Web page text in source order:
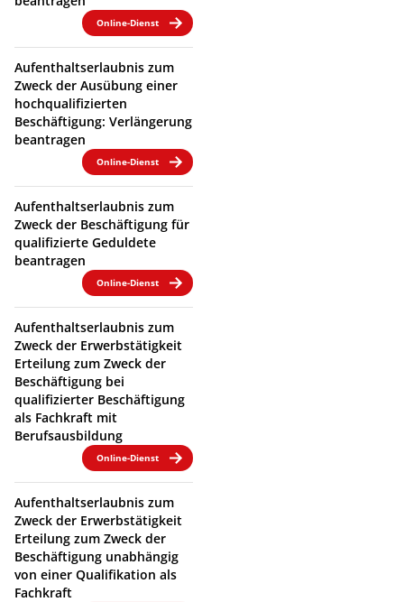
Online-Dienst
Aufenthaltserlaubnis zum
Zweck der Ausübung einer
hochqualifizierten
Beschäftigung: Verlängerung
beantragen
Online-Dienst
Aufenthaltserlaubnis zum
Zweck der Beschäftigung für
qualifizierte Geduldete
beantragen
Online-Dienst
Aufenthaltserlaubnis zum
Zweck der Erwerbstätigkeit
Erteilung zum Zweck der
Beschäftigung bei
qualifizierter Beschäftigung
als Fachkraft mit
Berufsausbildung
Online-Dienst
Aufenthaltserlaubnis zum
Zweck der Erwerbstätigkeit
Erteilung zum Zweck der
Beschäftigung unabhängig
von einer Qualifikation als
Fachkraft